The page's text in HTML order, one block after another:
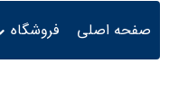
صفحه اصلی فروشگاه